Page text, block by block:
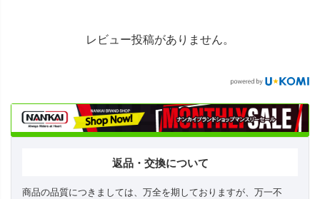
レビュー投稿がありません。
返品・交換について
商品の品質につきましては、万全を期しておりますが、万一不